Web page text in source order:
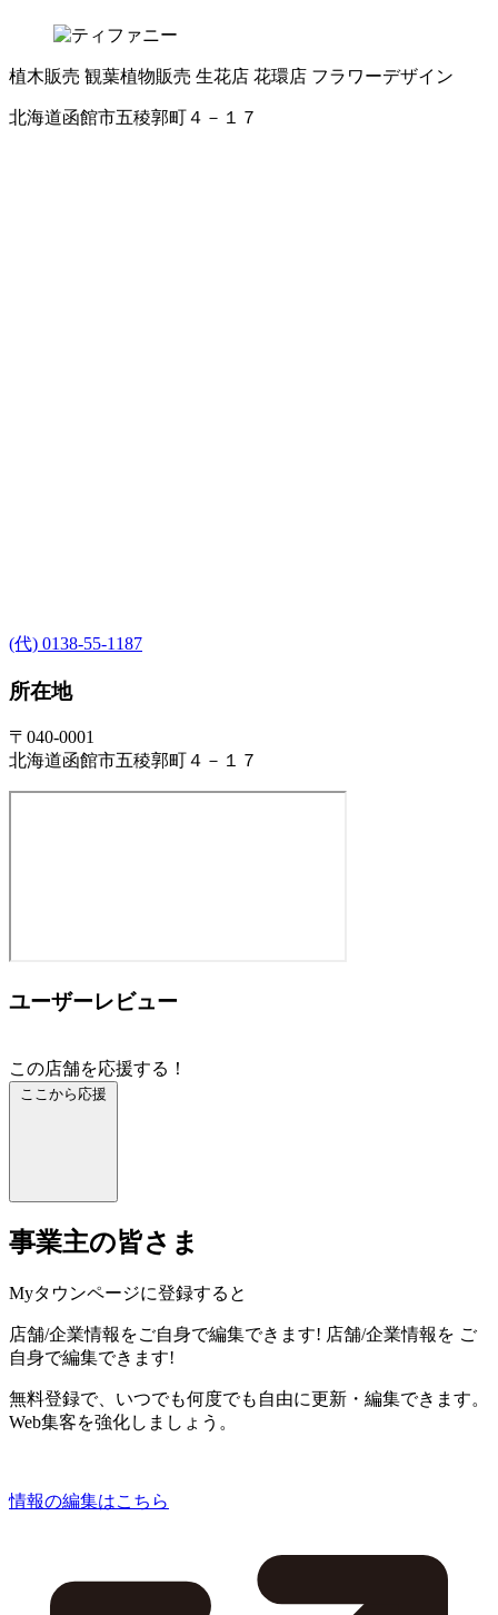
植木販売 観葉植物販売 生花店 花環店 フラワーデザイン
北海道函館市五稜郭町４－１７
(代) 0138-55-1187
所在地
〒040-0001
北海道函館市五稜郭町４－１７
ユーザーレビュー
この店舗を応援する！
ここから応援
事業主の皆さま
Myタウンページに登録すると
店舗/企業情報をご自身で編集できます! 店舗/企業情報を ご
自身で編集できます!
無料登録で、いつでも何度でも自由に更新・編集できます。
Web集客を強化しましょう。
情報の編集はこちら